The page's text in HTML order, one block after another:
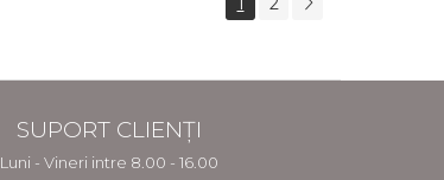
SUPORT CLIENȚI
Luni - Vineri intre 8.00 - 16.00